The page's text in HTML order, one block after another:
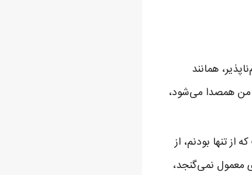
همانند
من همصدا می‌شود،
تنها بودنم، از
معمول نمی‌گنجد،